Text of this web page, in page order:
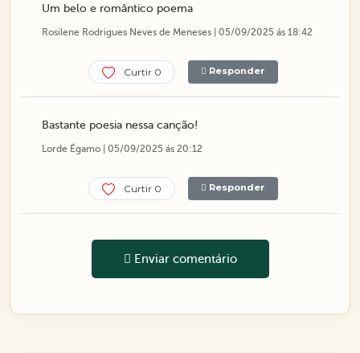
Um belo e romântico poema
Rosilene Rodrigues Neves de Meneses | 05/09/2025 ás 18:42
Curtir 0 Responder
Bastante poesia nessa canção!
Lorde Égamo | 05/09/2025 ás 20:12
Curtir 0 Responder
Enviar comentário